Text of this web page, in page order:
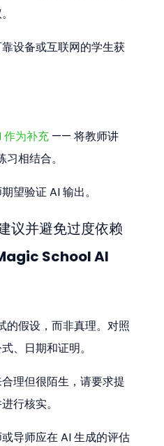
设备或互联网的学生获
为补充 —— 将教师讲
相结合。
望验证 AI 输出。
议并避免过度依赖
School AI
的假设，而非真理。对照
、日期和证明。
理但很陌生，请要求提
行核实。
导师应在 AI 生成的评估